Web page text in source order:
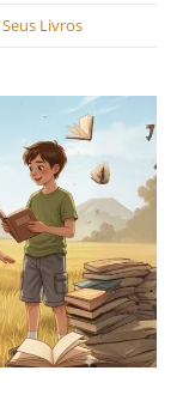
Livros